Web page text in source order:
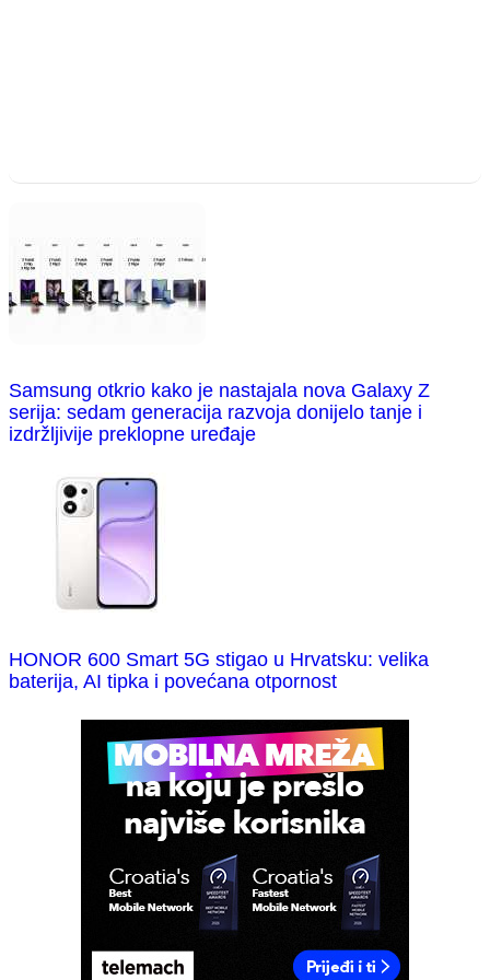
Samsung otkrio kako je nastajala nova Galaxy Z
serija: sedam generacija razvoja donijelo tanje i
izdržljivije preklopne uređaje
HONOR 600 Smart 5G stigao u Hrvatsku: velika
baterija, AI tipka i povećana otpornost